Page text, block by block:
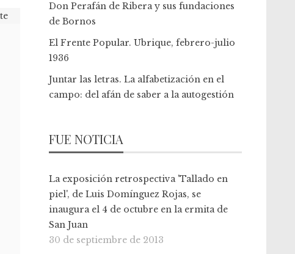
Don Perafán de Ribera y sus fundaciones
de Bornos
El Frente Popular. Ubrique, febrero-julio
1936
Juntar las letras. La alfabetización en el
campo: del afán de saber a la autogestión
FUE NOTICIA
La exposición retrospectiva 'Tallado en
piel', de Luis Domínguez Rojas, se
inaugura el 4 de octubre en la ermita de
San Juan
30 de septiembre de 2013